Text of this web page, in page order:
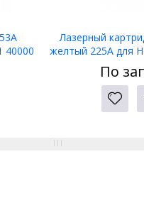
40000
Лазерный
желтый 225A для
По